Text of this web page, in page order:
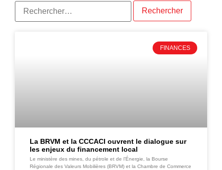
FINANCES
La BRVM et la CCCACI ouvrent le dialogue sur
les enjeux du financement local
Le ministère des mines, du pétrole et de l’Énergie, la Bourse
Régionale des Valeurs Mobilières (BRVM) et la Chambre de Commerce